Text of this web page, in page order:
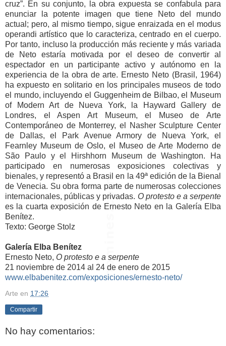
cruz”. En su conjunto, la obra expuesta se confabula para
enunciar la potente imagen que tiene Neto del mundo
actual; pero, al mismo tiempo, sigue enraizada en el modus
operandi artístico que lo caracteriza, centrado en el cuerpo.
Por tanto, incluso la producción más reciente y más variada
de Neto estaría motivada por el deseo de convertir al
espectador en un participante activo y autónomo en la
experiencia de la obra de arte. Ernesto Neto (Brasil, 1964)
ha expuesto en solitario en los principales museos de todo
el mundo, incluyendo el Guggenheim de Bilbao, el Museum
of Modern Art de Nueva York, la Hayward Gallery de
Londres, el Aspen Art Museum, el Museo de Arte
Contemporáneo de Monterrey, el Nasher Sculpture Center
de Dallas, el Park Avenue Armory de Nueva York, el
Fearnley Museum de Oslo, el Museo de Arte Moderno de
São Paulo y el Hirshhorn Museum de Washington. Ha
participado en numerosas exposiciones colectivas y
bienales, y representó a Brasil en la 49ª edición de la Bienal
de Venecia. Su obra forma parte de numerosas colecciones
internacionales, públicas y privadas. O protesto e a serpente
es la cuarta exposición de Ernesto Neto en la Galería Elba
Benítez.
Texto: George Stolz
Galería Elba Benítez
Ernesto Neto, O protesto e a serpente
21 noviembre de 2014 al 24 de enero de 2015
www.elbabenitez.com/exposiciones/ernesto-neto/
Arte en 17:26
Compartir
No hay comentarios: